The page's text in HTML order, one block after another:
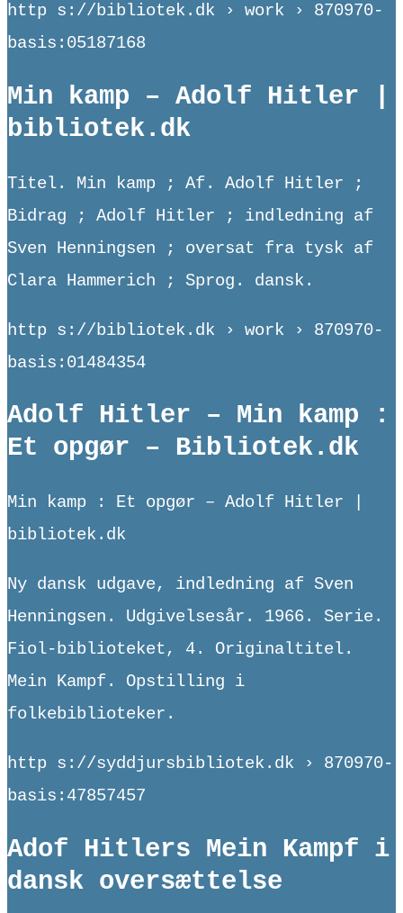
http s://bibliotek.dk › work › 870970-
basis:05187168
Min kamp – Adolf Hitler |
bibliotek.dk
Titel. Min kamp ; Af. Adolf Hitler ;
Bidrag ; Adolf Hitler ; indledning af
Sven Henningsen ; oversat fra tysk af
Clara Hammerich ; Sprog. dansk.
http s://bibliotek.dk › work › 870970-
basis:01484354
Adolf Hitler – Min kamp :
Et opgør – Bibliotek.dk
Min kamp : Et opgør – Adolf Hitler |
bibliotek.dk
Ny dansk udgave, indledning af Sven
Henningsen. Udgivelsesår. 1966. Serie.
Fiol-biblioteket, 4. Originaltitel.
Mein Kampf. Opstilling i
folkebiblioteker.
http s://syddjursbibliotek.dk › 870970-
basis:47857457
Adof Hitlers Mein Kampf i
dansk oversættelse